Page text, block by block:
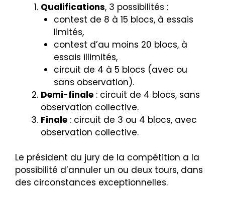
Qualifications, 3 possibilités :
contest de 8 à 15 blocs, à essais
limités,
contest d’au moins 20 blocs, à
essais illimités,
circuit de 4 à 5 blocs (avec ou
sans observation).
Demi-finale : circuit de 4 blocs, sans
observation collective.
Finale : circuit de 3 ou 4 blocs, avec
observation collective.
Le président du jury de la compétition a la
possibilité d’annuler un ou deux tours, dans
des circonstances exceptionnelles.